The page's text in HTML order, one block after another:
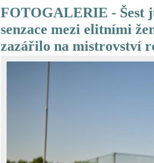
FOTOGALERIE - Šest
senzace mezi elitními
zazářilo na mistrovství